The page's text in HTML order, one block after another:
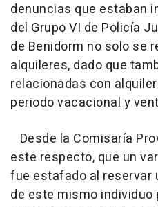
denuncias que estaban
del Grupo VI de Policía
de Benidorm no solo se
alquileres, dado que
relacionadas con
periodo vacacional y
Desde la Comisaría
este respecto, que un
fue estafado al reservar
de este mismo individuo